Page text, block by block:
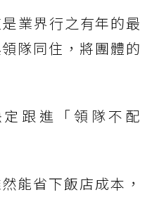
業界行之有年的最
隊同住，將團體的
跟進「領隊不配
能省下飯店成本，